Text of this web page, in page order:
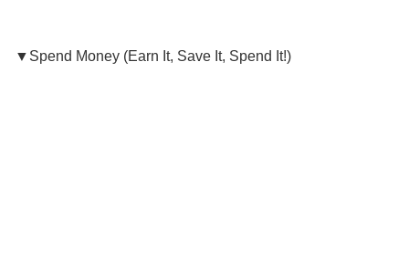
▼Spend Money (Earn It, Save It, Spend It!)